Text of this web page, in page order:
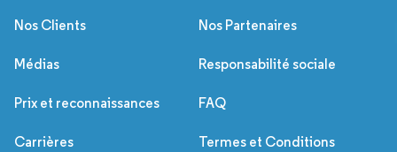
Nos Clients Nos Partenaires
Médias Responsabilité sociale
Prix et reconnaissances FAQ
Carrières Termes et Conditions